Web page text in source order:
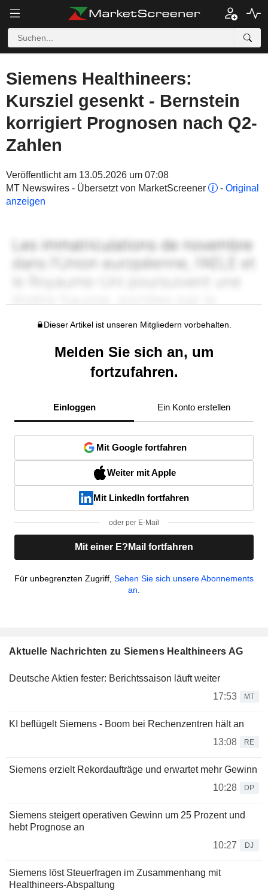
Siemens Healthineers:
Kursziel gesenkt - Bernstein
korrigiert Prognosen nach Q2-
Zahlen
Veröffentlicht am 13.05.2026 um 07:08
MT Newswires - Übersetzt von MarketScreener
- Original
anzeigen
Dieser Artikel ist unseren Mitgliedern vorbehalten.
Melden Sie sich an, um
fortzufahren.
Einloggen Ein Konto erstellen
Mit Google fortfahren
Weiter mit Apple
Mit LinkedIn fortfahren
oder per E-Mail
Mit einer E?Mail fortfahren
Für unbegrenzten Zugriff, Sehen Sie sich unsere Abonnements
an.
Aktuelle Nachrichten zu Siemens Healthineers AG
Deutsche Aktien fester: Berichtssaison läuft weiter
17:53
MT
KI beflügelt Siemens - Boom bei Rechenzentren hält an
13:08
RE
Siemens erzielt Rekordaufträge und erwartet mehr Gewinn
10:28
DP
Siemens steigert operativen Gewinn um 25 Prozent und
hebt Prognose an
10:27
DJ
Siemens löst Steuerfragen im Zusammenhang mit
Healthineers-Abspaltung